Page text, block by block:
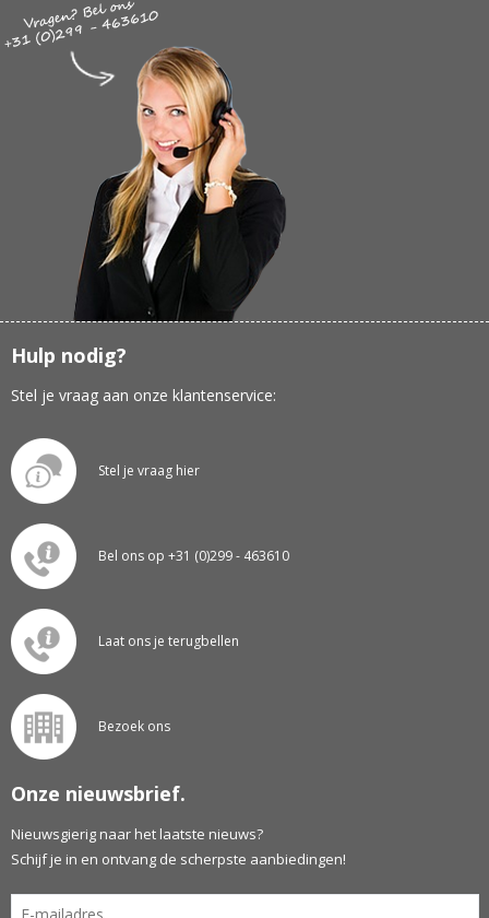
Hulp nodig?
Stel je vraag aan onze klantenservice:
Stel je vraag hier
Bel ons op +31 (0)299 - 463610
Laat ons je terugbellen
Bezoek ons
Onze nieuwsbrief.
Nieuwsgierig naar het laatste nieuws?
Schijf je in en ontvang de scherpste aanbiedingen!